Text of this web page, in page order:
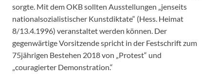
sorgte. Mit dem OKB sollten Ausstellungen „jenseits
nationalsozialistischer Kunstdiktate“ (Hess. Heimat
8/13.4.1996) veranstaltet werden können. Der
gegenwärtige Vorsitzende spricht in der Festschrift zum
75jährigen Bestehen 2018 von „Protest“ und
„couragierter Demonstration.“